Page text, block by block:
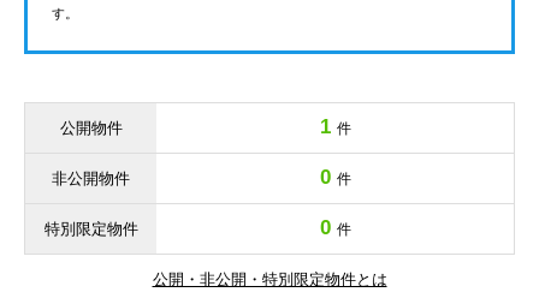
す。
公開物件 1 件
非公開物件 0 件
特別限定物件 0 件
公開・非公開・特別限定物件とは